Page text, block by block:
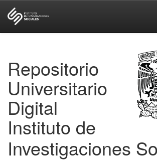
Repositorio
Universitario
Digital
Instituto de
Investigaciones